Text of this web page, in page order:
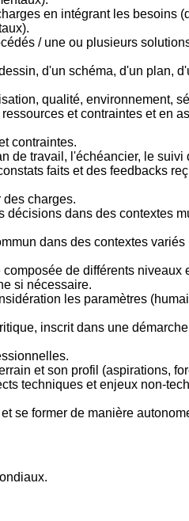
en intégrant les besoins
/ une ou plusieurs
d'un schéma, d'un plan,
qualité, environnement,
et contraintes et en
contraintes.
de travail, l'échéancier, le suivi
faits et des feedbacks
charges.
dans des contextes
dans des contextes
de différents niveaux
si nécessaire.
les paramètres
inscrit dans une
et son profil (aspirations,
techniques et enjeux non-
se former de manière